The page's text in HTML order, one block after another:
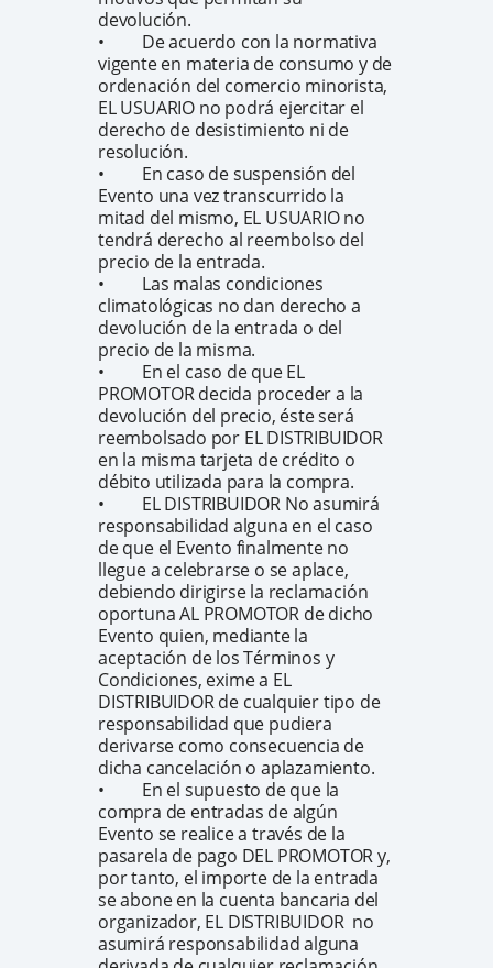
devolución.
• De acuerdo con la normativa
vigente en materia de consumo y de
ordenación del comercio minorista,
EL USUARIO no podrá ejercitar el
derecho de desistimiento ni de
resolución.
• En caso de suspensión del
Evento una vez transcurrido la
mitad del mismo, EL USUARIO no
tendrá derecho al reembolso del
precio de la entrada.
• Las malas condiciones
climatológicas no dan derecho a
devolución de la entrada o del
precio de la misma.
• En el caso de que EL
PROMOTOR decida proceder a la
devolución del precio, éste será
reembolsado por EL DISTRIBUIDOR
en la misma tarjeta de crédito o
débito utilizada para la compra.
• EL DISTRIBUIDOR No asumirá
responsabilidad alguna en el caso
de que el Evento finalmente no
llegue a celebrarse o se aplace,
debiendo dirigirse la reclamación
oportuna AL PROMOTOR de dicho
Evento quien, mediante la
aceptación de los Términos y
Condiciones, exime a EL
DISTRIBUIDOR de cualquier tipo de
responsabilidad que pudiera
derivarse como consecuencia de
dicha cancelación o aplazamiento.
• En el supuesto de que la
compra de entradas de algún
Evento se realice a través de la
pasarela de pago DEL PROMOTOR y,
por tanto, el importe de la entrada
se abone en la cuenta bancaria del
organizador, EL DISTRIBUIDOR no
asumirá responsabilidad alguna